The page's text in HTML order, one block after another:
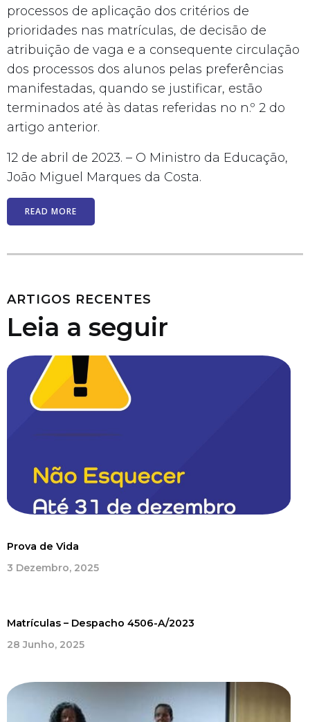
processos de aplicação dos critérios de
prioridades nas matrículas, de decisão de
atribuição de vaga e a consequente circulação
dos processos dos alunos pelas preferências
manifestadas, quando se justificar, estão
terminados até às datas referidas no n.º 2 do
artigo anterior.
12 de abril de 2023. – O Ministro da Educação,
João Miguel Marques da Costa.
READ MORE
ARTIGOS RECENTES
Leia a seguir
Prova de Vida
3 Dezembro, 2025
Matrículas – Despacho 4506-A/2023
28 Junho, 2025